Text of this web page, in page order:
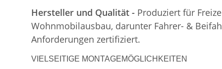
Hersteller und Qualität - Produziert für
Wohnmobilausbau, darunter Fahrer- &
Anforderungen zertifiziert.
VIELSEITIGE MONTAGEMÖGLICHKEITEN